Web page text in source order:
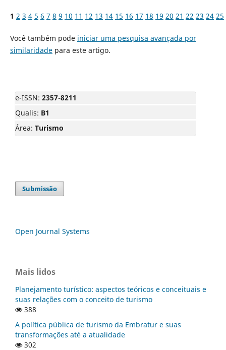
1 2 3 4 5 6 7 8 9 10 11 12 13 14 15 16 17 18 19 20 21 22 23 24 25
Você também pode iniciar uma pesquisa avançada por
similaridadepara este artigo.
e-ISSN: 2357-8211
Qualis: B1
Área: Turismo
Submissão
Open Journal Systems
Mais lidos
Planejamento turístico: aspectos teóricos e conceituais e
suas relações com o conceito de turismo
388
A política pública de turismo da Embratur e suas
transformações até a atualidade
302